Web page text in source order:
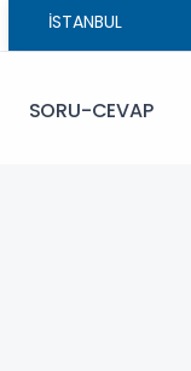
SORU-CEVAP